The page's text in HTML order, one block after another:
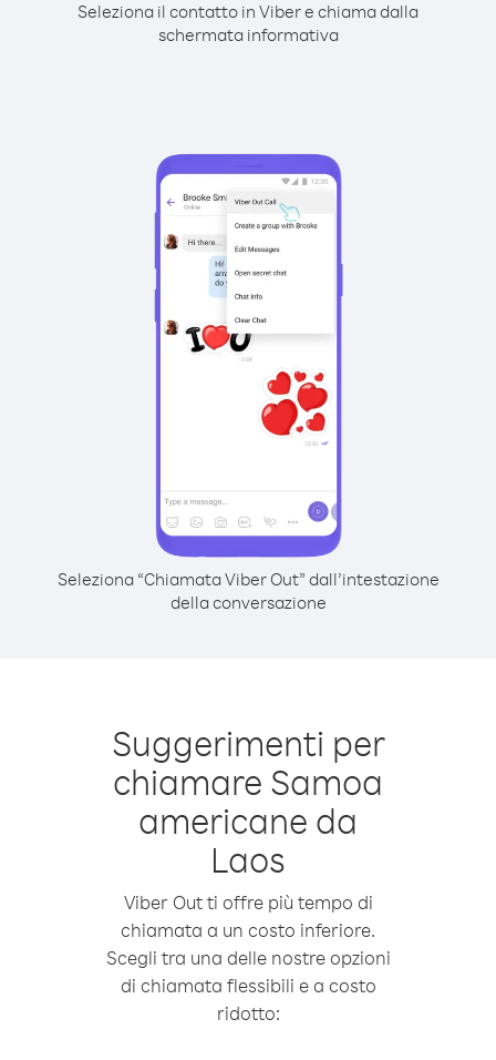
Seleziona il contatto in Viber e chiama dalla
schermata informativa
Seleziona “Chiamata Viber Out” dall’intestazione
della conversazione
Suggerimenti per
chiamare Samoa
americane da
Laos
Viber Out ti offre più tempo di
chiamata a un costo inferiore.
Scegli tra una delle nostre opzioni
di chiamata flessibili e a costo
ridotto: